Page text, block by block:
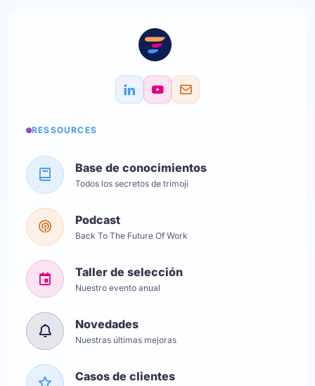
RESSOURCES
Base de conocimientos
Todos los secretos de trimoji
Podcast
Back To The Future Of Work
Taller de selección
Nuestro evento anual
Novedades
Nuestras últimas mejoras
Casos de clientes